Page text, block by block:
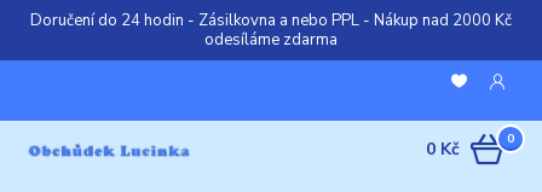
Doručení do 24 hodin - Zásilkovna a nebo PPL - Nákup nad 2000 Kč
odesíláme zdarma
0
0 Kč